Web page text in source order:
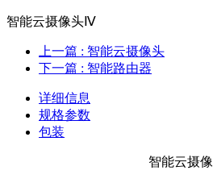
智能云摄像头Ⅳ
上一篇 : 智能云摄像头
下一篇 : 智能路由器
详细信息
规格参数
包装
智能云摄像